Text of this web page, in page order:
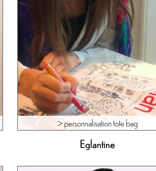
> personnalisation tote bag
Eglantine